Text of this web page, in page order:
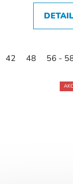
DETAIL
42 48 56 -